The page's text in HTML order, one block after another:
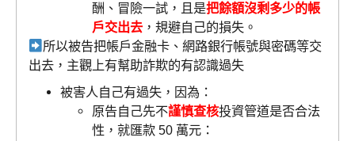
酬、冒險一試，且是把餘額沒剩多少的帳
戶交出去 ，規避自己的損失。
所以被告把帳戶金融卡、網路銀行帳號與密碼等交
出去，主觀上有幫助詐欺的有認識過失
被害人自己有過失，因為：
原告自己先不謹慎查核投資管道是否合法
性，就匯款 50 萬元：